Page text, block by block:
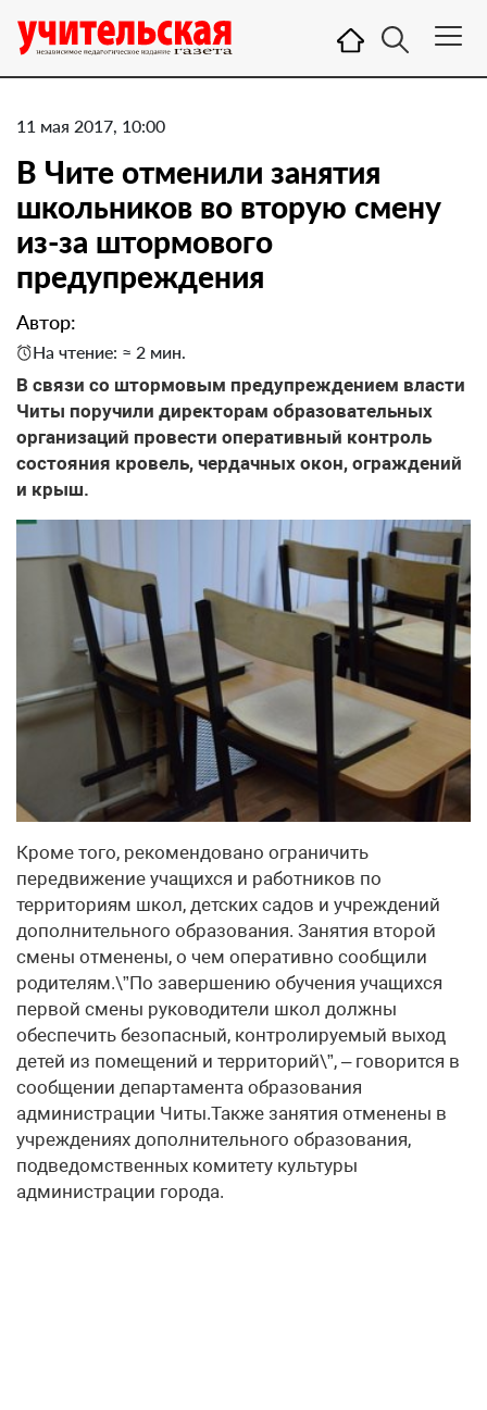
11 мая 2017, 10:00
В Чите отменили занятия
школьников во вторую смену
из-за штормового
предупреждения
Автор:
На чтение: ≈ 2 мин.
В связи со штормовым предупреждением власти
Читы поручили директорам образовательных
организаций провести оперативный контроль
состояния кровель, чердачных окон, ограждений
и крыш.
Кроме того, рекомендовано ограничить
передвижение учащихся и работников по
территориям школ, детских садов и учреждений
дополнительного образования. Занятия второй
смены отменены, о чем оперативно сообщили
родителям.\”По завершению обучения учащихся
первой смены руководители школ должны
обеспечить безопасный, контролируемый выход
детей из помещений и территорий\”, – говорится в
сообщении департамента образования
администрации Читы.Также занятия отменены в
учреждениях дополнительного образования,
подведомственных комитету культуры
администрации города.